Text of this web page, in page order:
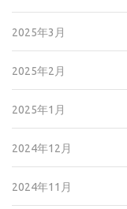
2025年3月
2025年2月
2025年1月
2024年12月
2024年11月